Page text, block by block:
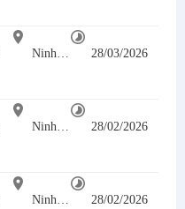
Ninh Bình 28/03/2026
Ninh Bình 28/02/2026
Ninh Bình 28/02/2026